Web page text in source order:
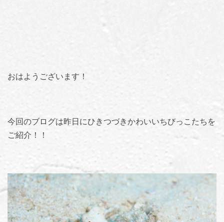
おはようございます！
今回のブログは昨日にひきつづきかわいいちびっこたちを
ご紹介！！